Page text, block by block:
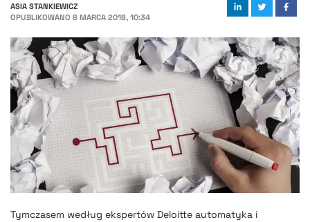
ASIA STANKIEWICZ
OPUBLIKOWANO 8 MARCA 2018, 10:34
Tymczasem według ekspertów Deloitte automatyka i